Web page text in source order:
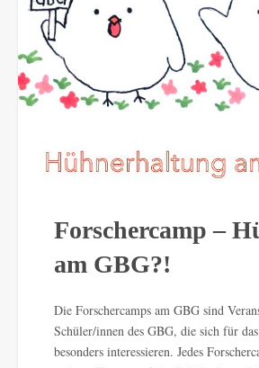
Forschercamp –
am GBG?!
Die Forschercamps am GBG sind
Schüler/innen des GBG, die sich für
besonders interessieren. Jedes